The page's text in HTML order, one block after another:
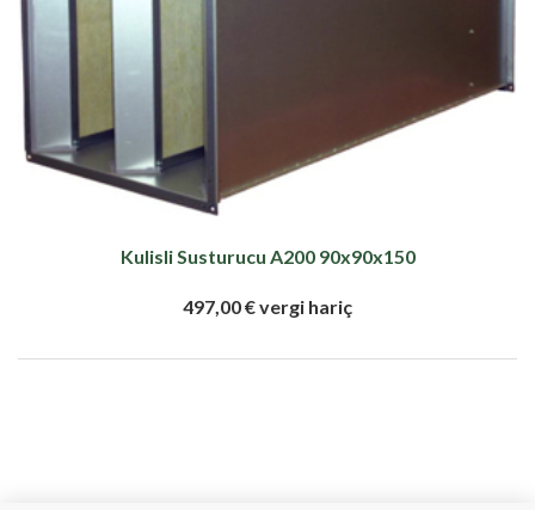
Kulisli Susturucu A200 90x90x150
497,00 € vergi hariç